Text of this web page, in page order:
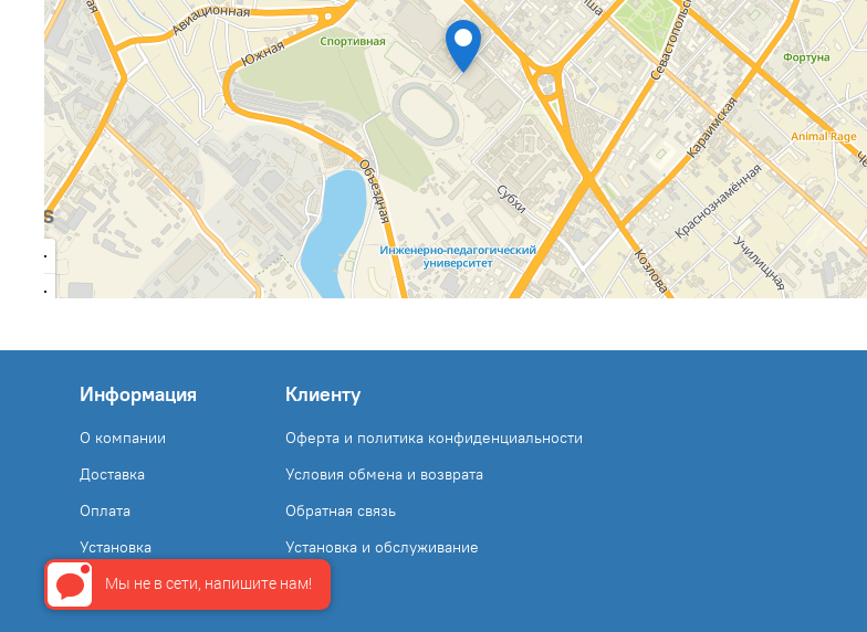
Информация
О компании
Доставка
Оплата
Установка
Контакты
Клиенту
Оферта и политика конфиденциальности
Условия обмена и возврата
Обратная связь
Установка и обслуживание
Мы не в сети, напишите нам!